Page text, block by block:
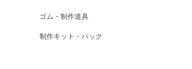
ゴム・制作道具
制作キット・パック